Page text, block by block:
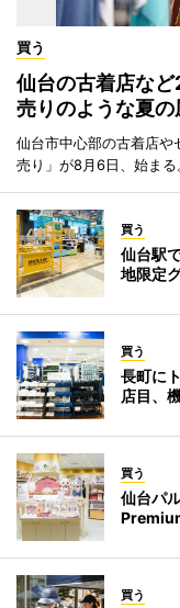
買う
仙台の古着店な
売りのような夏
仙台市中心部の古着店や
売り」が8月6日、始まる
買う
仙台駅
地限定
買う
長町に
店目、
買う
仙台パ
買う